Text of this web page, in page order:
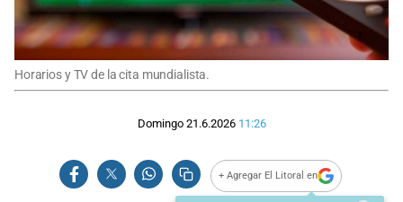
Horarios y TV de la cita mundialista.
Domingo 21.6.2026 11:26
+ Agregar El Litoral en